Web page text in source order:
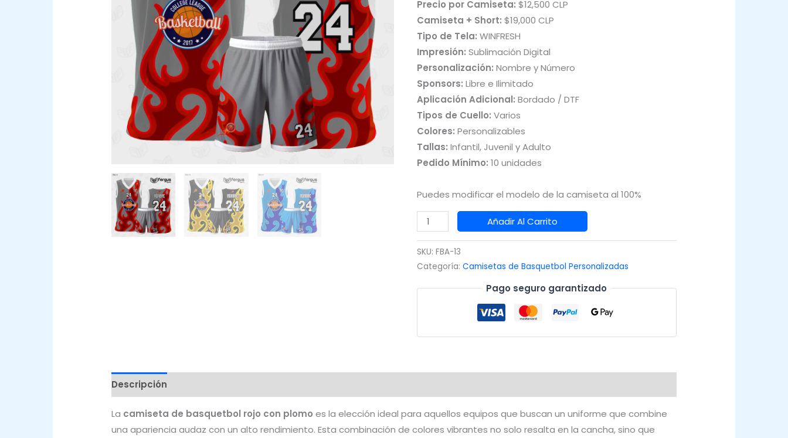
Precio por Camiseta: $12,500 CLP
Camiseta + Short: $19,000 CLP
Tipo de Tela: WINFRESH
Impresión: Sublimación Digital
Personalización: Nombre y Número
Sponsors: Libre e Ilimitado
Aplicación Adicional: Bordado / DTF
Tipos de Cuello: Varios
Colores: Personalizables
Tallas: Infantil, Juvenil y Adulto
Pedido Mínimo: 10 unidades
Puedes modificar el modelo de la camiseta al 100%
Camiseta
de
Basquetbol
Rojo
Añadir Al Carrito
SKU: FBA-13
Categoría: Camisetas de Basquetbol Personalizadas
Pago seguro garantizado
Descripción
La camiseta de basquetbol rojo con plomo es la elección ideal para aquellos equipos que buscan un uniforme que combine
una apariencia audaz con un alto rendimiento. Esta combinación de colores vibrantes no solo resalta en la cancha, sino que